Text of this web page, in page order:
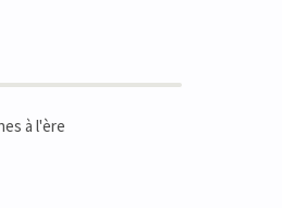
à l'ère